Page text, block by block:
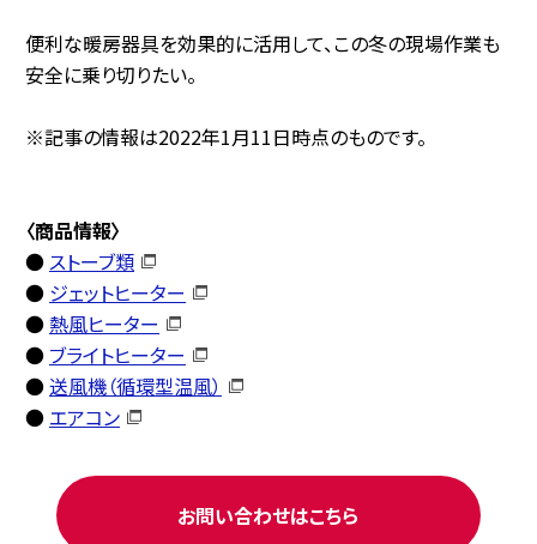
便利な暖房器具を効果的に活用して、この冬の現場作業も
安全に乗り切りたい。
※記事の情報は2022年1月11日時点のものです。
〈商品情報〉
● ストーブ類
● ジェットヒーター
●熱風ヒーター
● ブライトヒーター
●送風機（循環型温風）
● エアコン
お問い合わせはこちら